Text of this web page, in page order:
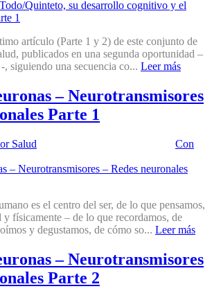
artículo (Parte 1 y 2) de este conjunto de
publicados en una segunda oportunidad –
, siguiendo una secuencia co... Leer más
– Neurotransmisores
Parte 1
Salud
Con
es el centro del ser, de lo que pensamos,
físicamente – de lo que recordamos, de
y degustamos, de cómo so... Leer más
– Neurotransmisores
Parte 2